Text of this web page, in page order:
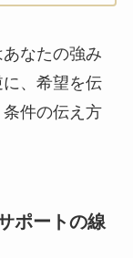
なたの強み
、希望を伝
件の伝え方
ポートの線